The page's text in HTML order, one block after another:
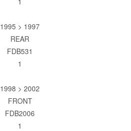
1995 > 1997
REAR
FDB531
1
1998 > 2002
FRONT
FDB2006
1